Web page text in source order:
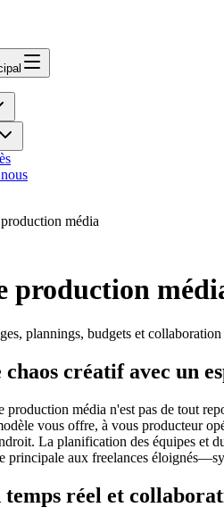
média
production
plannings, budgets et
créatif avec un
média n'est pas de tout
vous offre, à vous producteur
La planification des équipes et
aux freelances
réel et